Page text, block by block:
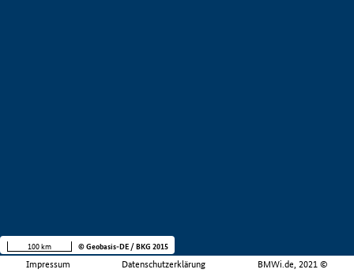
Impressum Datenschutzerklärung BMWi.de, 2021 ©
100 km © Geobasis-DE / BKG 2015